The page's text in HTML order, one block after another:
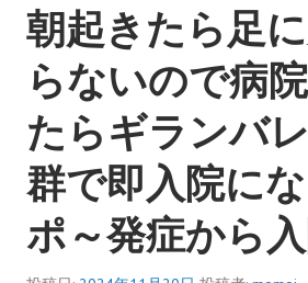
朝起きたら足
らないので病
たらギランバ
群で即入院に
ポ～発症から